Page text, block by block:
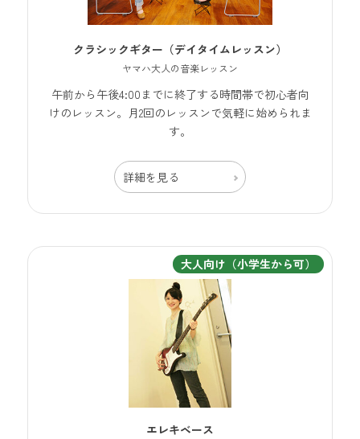
クラシックギター（デイタイムレッスン）
ヤマハ大人の音楽レッスン
午前から午後4:00までに終了する時間帯で初心者向
けのレッスン。月2回のレッスンで気軽に始められま
す。
詳細を見る
大人向け（小学生から可）
エレキベース